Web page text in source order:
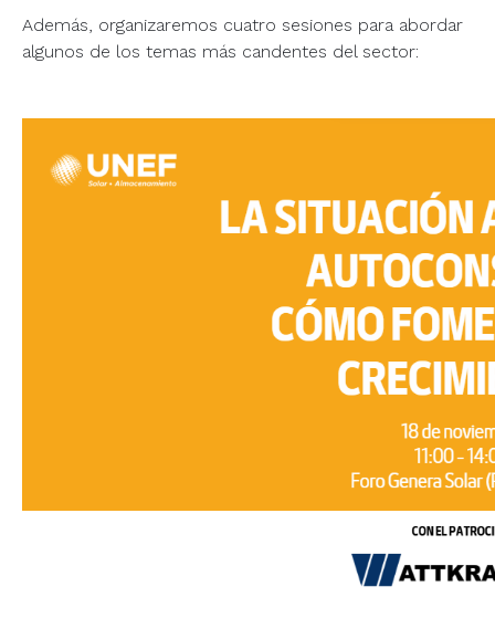
Además, organizaremos cuatro sesiones para abordar
algunos de los temas más candentes del sector: